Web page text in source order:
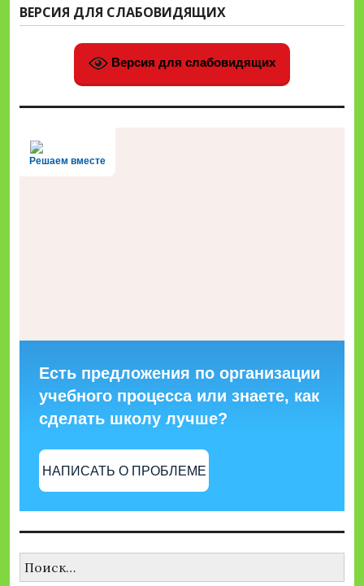
ВЕРСИЯ ДЛЯ СЛАБОВИДЯЩИХ
Версия для слабовидящих
Решаем вместе
Есть предложения по организации
учебного процесса или знаете, как
сделать школу лучше?
НАПИСАТЬ О ПРОБЛЕМЕ